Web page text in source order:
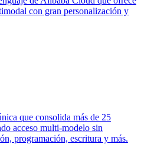
con gran personalización y
que consolida más de 25
acceso multi-modelo sin
programación, escritura y más.